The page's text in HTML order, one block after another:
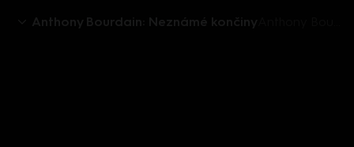
Anthony Bourdain: Neznámé končiny